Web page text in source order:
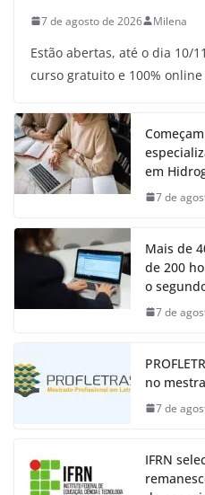
7 de agosto de 2026 Milena
Estão abertas, até o dia 10/
curso gratuito e 100%
em
7 de
Mais de
de 200
o
7 de
no
7 de
IFRN